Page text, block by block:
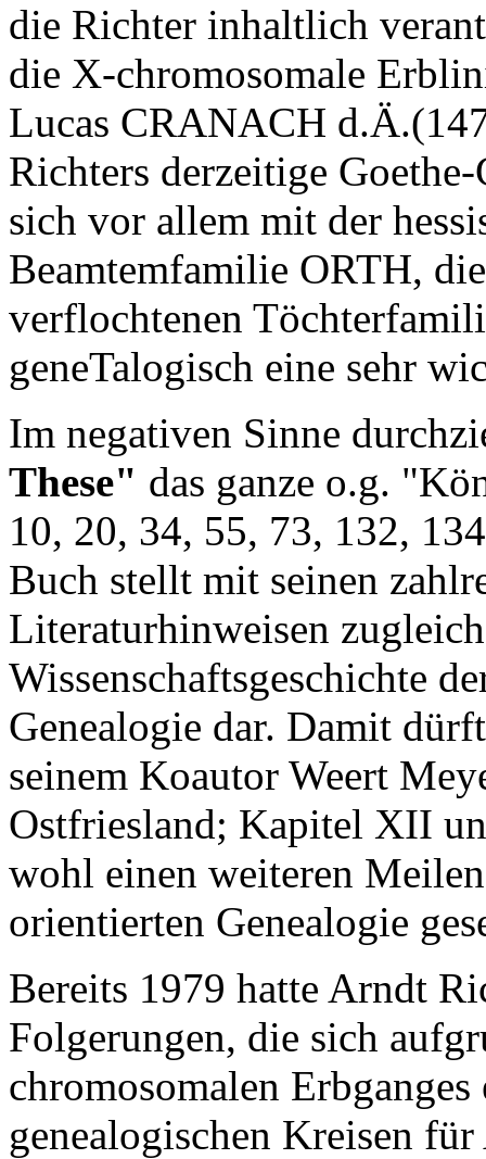
die Richter inhaltlich
die X-chromosomale
Lucas CRANACH
Richters derzeitige
sich vor allem mit der
Beamtemfamilie ORTH,
verflochtenen
geneTalogisch eine sehr
Im negativen Sinne
These" das ganze o.g.
10, 20, 34, 55, 73, 132,
Buch stellt mit seinen
Literaturhinweisen
Wissenschaftsgeschichte
Genealogie dar. Damit
seinem Koautor Weert
Ostfriesland; Kapitel XII
wohl einen weiteren
orientierten Genealogie
Bereits 1979 hatte Arndt
Folgerungen, die sich
chromosomalen
genealogischen Kreisen